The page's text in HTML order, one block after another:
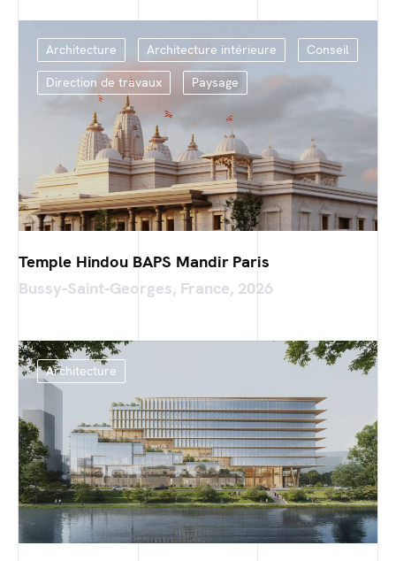
Architecture Architecture intérieure Conseil
Direction de travaux Paysage
Temple Hindou BAPS Mandir Paris
Bussy-Saint-Georges, France, 2026
Architecture